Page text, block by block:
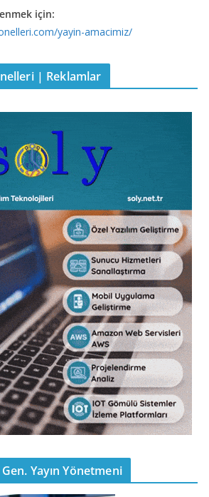
için:
yayin-amacimiz/
| Reklamlar
Yayın Yönetmeni